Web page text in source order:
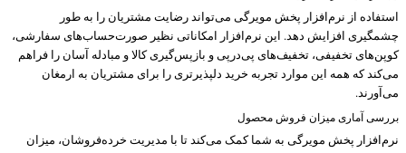
استفاده از نرم‌افزار پخش مویرگی می‌تواند رضایت مشتریان را به طور
چشمگیری افزایش دهد. این نرم‌افزار امکاناتی نظیر صورت‌حساب‌های سفارشی،
کوپن‌های تخفیفی، تخفیف‌های پی‌درپی و بازپس‌گیری کالا و مبادله آسان را فراهم
می‌کند که همه این موارد تجربه خرید دلپذیرتری را برای مشتریان به ارمغان
می‌آورند.
بررسی آماری میزان فروش محصول
نرم‌افزار پخش مویرگی به شما کمک می‌کند تا با مدیریت خرده‌فروشان، میزان